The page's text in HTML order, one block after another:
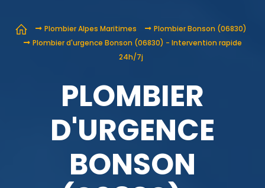
Plombier Alpes Maritimes
Plombier Bonson (06830)
Plombier d'urgence Bonson (06830) - Intervention rapide
24h/7j
PLOMBIER
D'URGENCE
BONSON